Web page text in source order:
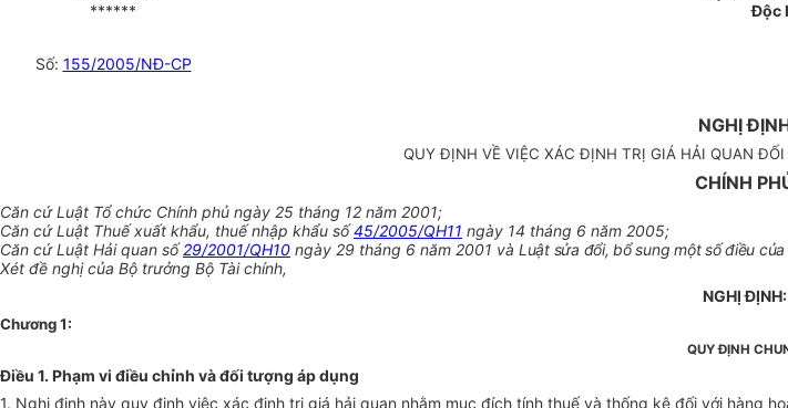
******
Độc
Số: 155/2005/NĐ-CP
NGHỊ
QUY ĐỊNH VỀ VIỆC XÁC ĐỊNH TRỊ GIÁ HẢI QUAN
CHÍNH
Căn cứ Luật Tổ chức Chính phủ ngày 25 tháng 12 năm 2001;
Căn cứ Luật Thuế xuất khẩu, thuế nhập khẩu số45/2005/QH11 ngày 14 tháng 6 năm 2005;
Căn cứ Luật Hải quan số29/2001/QH10 ngày 29 tháng 6 năm 2001 và Luật sửa đổi, bổ sung một số điều
Xét đề nghị của Bộ trưởng Bộ Tài chính,
NGHỊ ĐỊNH:
Chương 1:
QUY ĐỊNH
Điều 1. Phạm vi điều chỉnh và đối tượng áp dụng
1. Nghị định này quy định việc xác định trị giá hải quan nhằm mục đích tính thuế và thống kê đối với hàng